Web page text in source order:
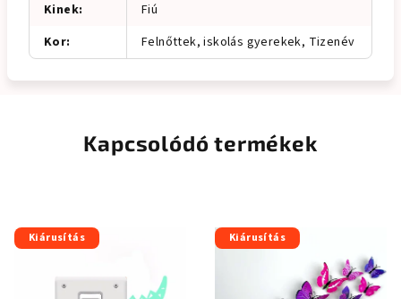
Kinek:
Fiú
Kor: Felnőttek, iskolás gyerekek, Tizenév
Kapcsolódó termékek
Kiárusítás Kiárusítás